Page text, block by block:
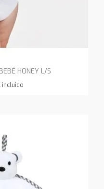
HONEY L/S
incluido